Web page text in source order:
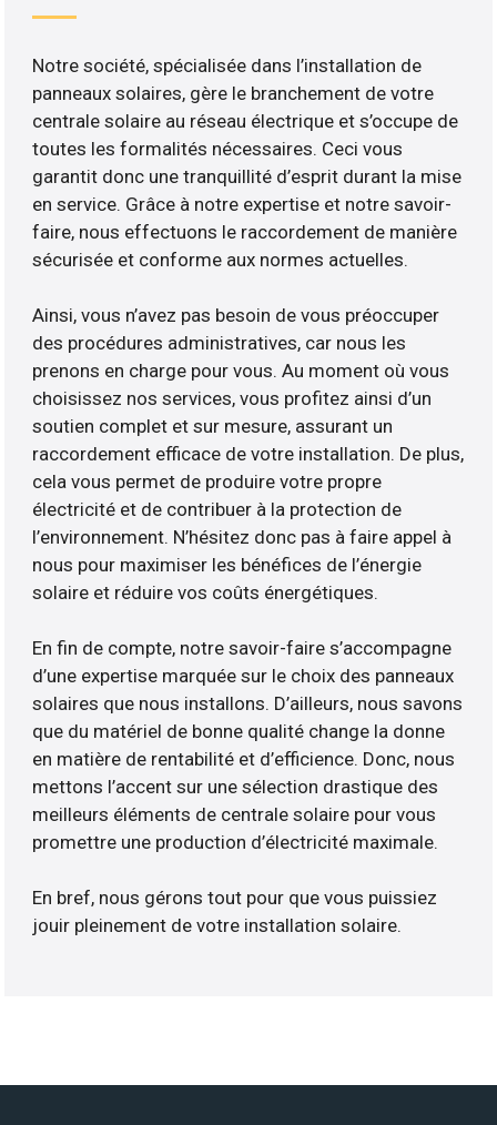
Notre société, spécialisée dans l’installation de
panneaux solaires, gère le branchement de votre
centrale solaire au réseau électrique et s’occupe de
toutes les formalités nécessaires. Ceci vous
garantit donc une tranquillité d’esprit durant la mise
en service. Grâce à notre expertise et notre savoir-
faire, nous effectuons le raccordement de manière
sécurisée et conforme aux normes actuelles.
Ainsi, vous n’avez pas besoin de vous préoccuper
des procédures administratives, car nous les
prenons en charge pour vous. Au moment où vous
choisissez nos services, vous profitez ainsi d’un
soutien complet et sur mesure, assurant un
raccordement efficace de votre installation. De plus,
cela vous permet de produire votre propre
électricité et de contribuer à la protection de
l’environnement. N’hésitez donc pas à faire appel à
nous pour maximiser les bénéfices de l’énergie
solaire et réduire vos coûts énergétiques.
En fin de compte, notre savoir-faire s’accompagne
d’une expertise marquée sur le choix des panneaux
solaires que nous installons. D’ailleurs, nous savons
que du matériel de bonne qualité change la donne
en matière de rentabilité et d’efficience. Donc, nous
mettons l’accent sur une sélection drastique des
meilleurs éléments de centrale solaire pour vous
promettre une production d’électricité maximale.
En bref, nous gérons tout pour que vous puissiez
jouir pleinement de votre installation solaire.